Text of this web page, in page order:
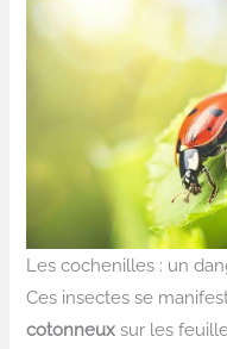
Les cochenilles : un
Ces insectes se
cotonneux sur les